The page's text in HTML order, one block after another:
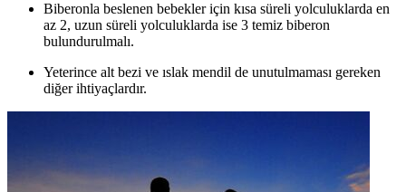
Biberonla beslenen bebekler için kısa süreli yolculuklarda en
az 2, uzun süreli yolculuklarda ise 3 temiz biberon
bulundurulmalı.
Yeterince alt bezi ve ıslak mendil de unutulmaması gereken
diğer ihtiyaçlardır.